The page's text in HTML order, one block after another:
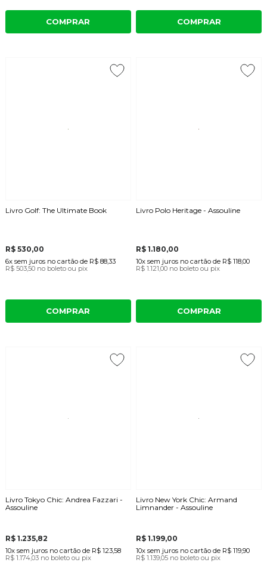
COMPRAR COMPRAR
Livro Golf: The Ultimate Book
R$ 530,00
6x sem juros no cartãode R$ 88,33
R$ 503,50 no boleto ou pix
COMPRAR
Livro Polo Heritage - Assouline
R$ 1.180,00
10x sem juros no cartão de R$ 118,00
R$ 1.121,00 no boleto ou pix
COMPRAR
Livro Tokyo Chic: Andrea Fazzari -
Assouline
R$ 1.235,82
10x sem juros no cartãode R$ 123,58
R$ 1.174,03 no boleto ou pix
Livro New York Chic: Armand
Limnander - Assouline
R$ 1.199,00
10x sem juros no cartão de R$ 119,90
R$ 1.139,05 no boleto ou pix